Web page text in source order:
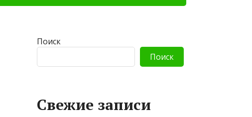
Поиск
Поиск
Свежие записи